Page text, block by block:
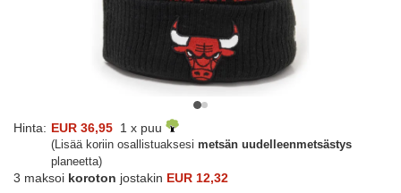
Hinta: EUR 36,95 1 x puu
(Lisää koriin osallistuaksesi metsän uudelleenmetsästys
planeetta)
3 maksoi koroton jostakin EUR 12,32